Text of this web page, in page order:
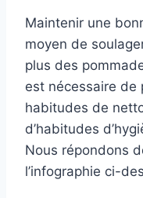
Maintenir une
moyen de
plus des
est nécessaire de
habitudes de
d’habitudes
Nous répondons
l’infographie ci-